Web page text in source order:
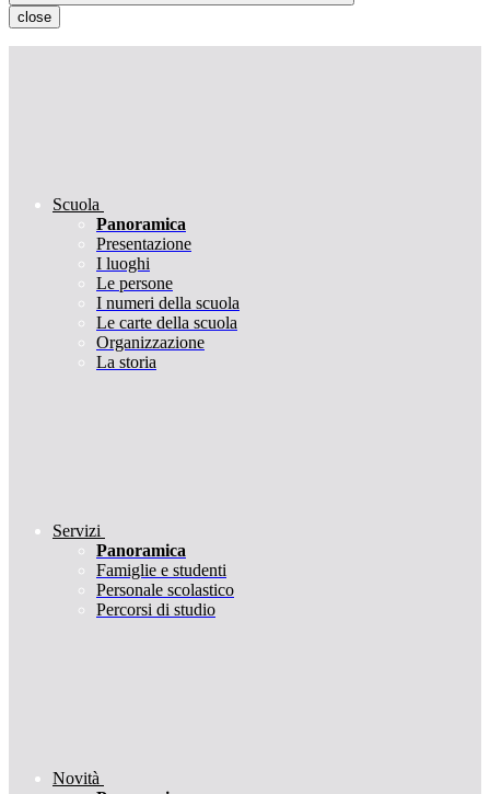
close
Scuola
Panoramica
Presentazione
I luoghi
Le persone
I numeri della scuola
Le carte della scuola
Organizzazione
La storia
Servizi
Panoramica
Famiglie e studenti
Personale scolastico
Percorsi di studio
Novità